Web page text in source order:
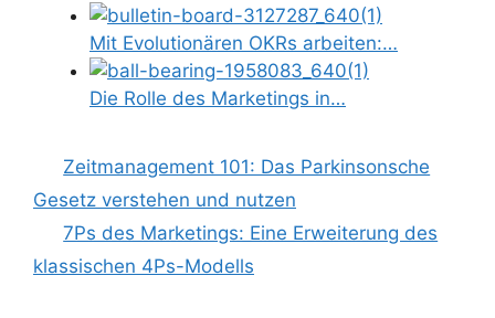
Mit Evolutionären OKRs arbeiten:…
Die Rolle des Marketings in…
Zeitmanagement 101: Das Parkinsonsche
Gesetz verstehen und nutzen
7Ps des Marketings: Eine Erweiterung des
klassischen 4Ps-Modells